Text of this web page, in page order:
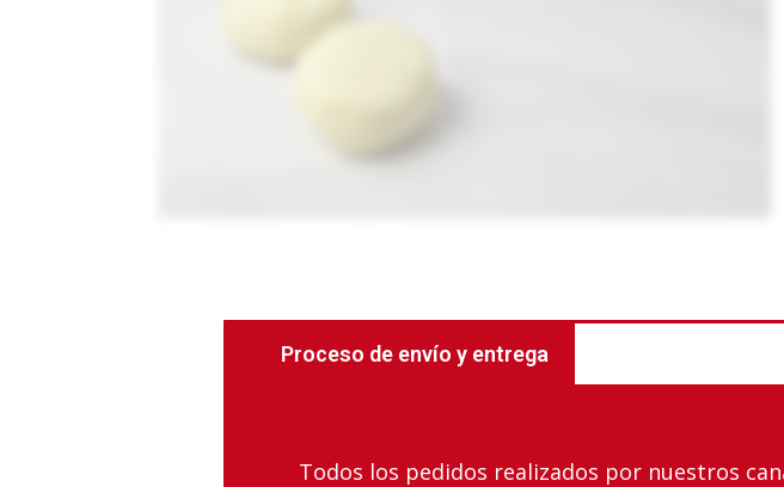
Proceso de envío y entrega
Todos los pedidos realizados por nuestros